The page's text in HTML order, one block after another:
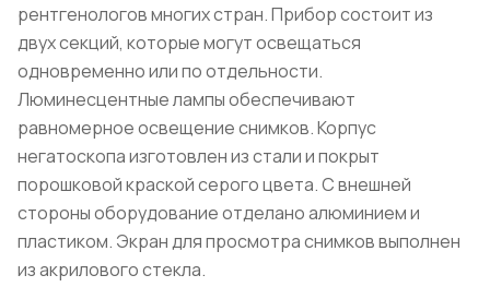
рентгенологов многих стран. Прибор состоит из
двух секций, которые могут освещаться
одновременно или по отдельности.
Люминесцентные лампы обеспечивают
равномерное освещение снимков. Корпус
негатоскопа изготовлен из стали и покрыт
порошковой краской серого цвета. С внешней
стороны оборудование отделано алюминием и
пластиком. Экран для просмотра снимков выполнен
из акрилового стекла.